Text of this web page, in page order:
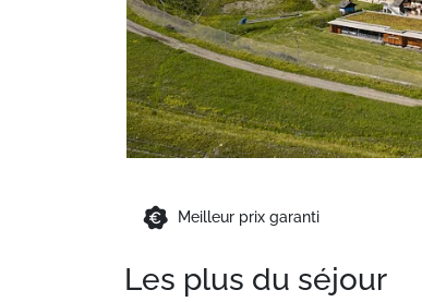
Meilleur prix garanti
Les plus du séjour